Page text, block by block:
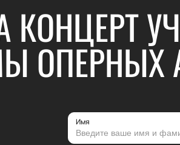
КОНЦЕРТ
ОПЕРНЫХ
Имя